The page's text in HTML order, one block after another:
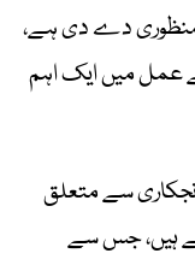
ریپیل بل 2026 کی منظوری دے دی ہے،
عمل میں ایک اہم
سے متعلق
ہیں، جس سے